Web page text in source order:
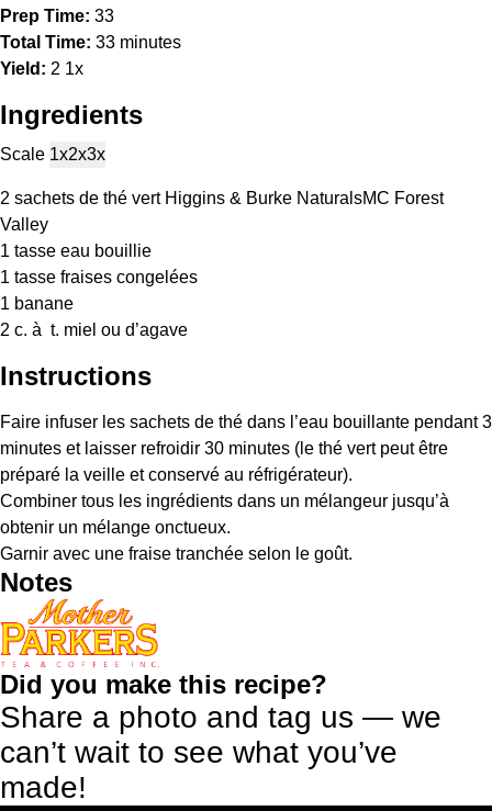
Prep Time: 33
Total Time: 33 minutes
Yield: 2 1x
Ingredients
Scale 1x2x3x
2 sachets de thé vert Higgins & Burke NaturalsMC Forest
Valley
1 tasse eau bouillie
1 tasse fraises congelées
1 banane
2 c. à t. miel ou d’agave
Instructions
Faire infuser les sachets de thé dans l’eau bouillante pendant 3
minutes et laisser refroidir 30 minutes (le thé vert peut être
préparé la veille et conservé au réfrigérateur).
Combiner tous les ingrédients dans un mélangeur jusqu’à
obtenir un mélange onctueux.
Garnir avec une fraise tranchée selon le goût.
Notes
Did you make this recipe?
Share a photo and tag us — we
can’t wait to see what you’ve
made!